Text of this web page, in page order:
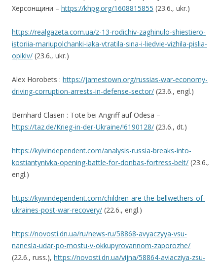
Херсонщини – https://khpg.org/1608815855 (23.6., ukr.)
https://realgazeta.com.ua/z-13-rodichiv-zaghinulo-shiestiero-
istoriia-mariupolchanki-iaka-vtratila-sina-i-liedvie-vizhila-pislia-
opikiv/ (23.6., ukr.)
Alex Horobets : https://jamestown.org/russias-war-economy-
driving-corruption-arrests-in-defense-sector/ (23.6., engl.)
Bernhard Clasen : Tote bei Angriff auf Odesa –
https://taz.de/Krieg-in-der-Ukraine/!6190128/ (23.6., dt.)
https://kyivindependent.com/analysis-russia-breaks-into-
kostiantynivka-opening-battle-for-donbas-fortress-belt/ (23.6.,
engl.)
https://kyivindependent.com/children-are-the-bellwethers-of-
ukraines-post-war-recovery/ (22.6., engl.)
https://novosti.dn.ua/ru/news-ru/58868-avyaczyya-vsu-
nanesla-udar-po-mostu-v-okkupyrovannom-zaporozhe/
(22.6., russ.), https://novosti.dn.ua/vijna/58864-aviacziya-zsu-